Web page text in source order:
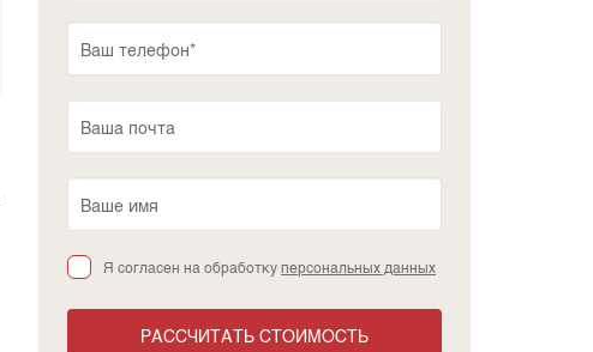
Я согласен на обработкуперсональных данных
РАССЧИТАТЬ СТОИМОСТЬ